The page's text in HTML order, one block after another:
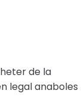
de la
legal anaboles